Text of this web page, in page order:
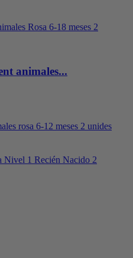
animales...
rosa 6-12 meses 2 unides